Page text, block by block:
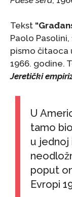
Tekst
Paolo
pismo čitaoca
1966. godine.
Jeretički
U
tamo
u
poput
Evropi